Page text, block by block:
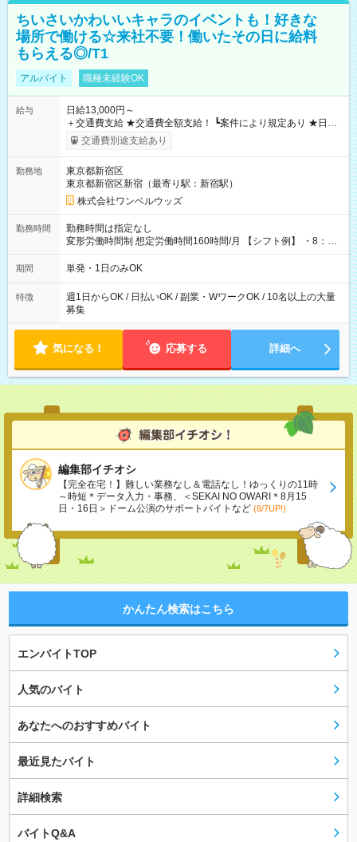
ちいさいかわいいキャラのイベントも！好きな
場所で働ける☆来社不要！働いたその日に給料
もらえる◎/T1
アルバイト 職種未経験OK
給与
日給13,000円～
＋交通費支給 ★交通費全額支給！ ┗案件により規定あり ★日払
いOK！（規定あり） ┗働いたその日に現金GET♪ お仕事後はコ
ンビニATMから 日払い分を引き落とせます！ 【試用期間】試
交通費別途支給あり
勤務地
東京都新宿区
東京都新宿区新宿（最寄り駅：新宿駅）
株式会社ワンベルウッズ
勤務時間
勤務時間は指定なし
変形労働時間制 想定労働時間160時間/月 【シフト例】 ・8：00
～21：00
期間 単発・1日のみOK
特徴
週1日からOK / 日払いOK / 副業・WワークOK / 10名以上の大量
募集
気になる！ 応募する 詳細へ
編集部イチオシ
【完全在宅！】難しい業務なし＆電話なし！ゆっくりの11時
～時短＊データ入力・事務、＜SEKAI NO OWARI＊8月15
日・16日＞ドーム公演のサポートバイトなど (8/7UP!)
かんたん検索はこちら
エンバイトTOP
人気のバイト
あなたへのおすすめバイト
最近見たバイト
詳細検索
バイトQ&A